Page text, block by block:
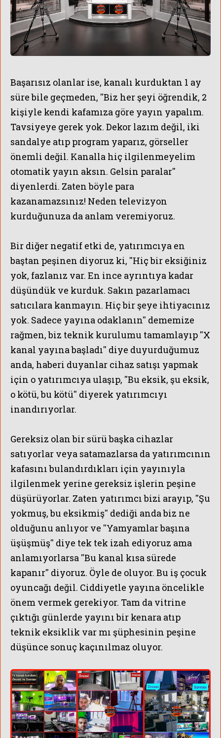
Başarısız olanlar ise, kanalı kurduktan 1 ay
süre bile geçmeden, ''Biz her şeyi öğrendik, 2
kişiyle kendi kafamıza göre yayın yapalım.
Tavsiyeye gerek yok. Dekor lazım değil, iki
sandalye atıp program yaparız, görseller
önemli değil. Kanalla hiç ilgilenmeyelim
otomatik yayın aksın. Gelsin paralar''
diyenlerdi. Zaten böyle para
kazanamazsınız! Neden televizyon
kurduğunuza da anlam veremiyoruz.
Bir diğer negatif etki de, yatırımcıya en
baştan peşinen diyoruz ki, ''Hiç bir eksiğiniz
yok, fazlanız var. En ince ayrıntıya kadar
düşündük ve kurduk. Sakın pazarlamacı
satıcılara kanmayın. Hiç bir şeye ihtiyacınız
yok. Sadece yayına odaklanın'' dememize
rağmen, biz teknik kurulumu tamamlayıp ''X
kanal yayına başladı'' diye duyurduğumuz
anda, haberi duyanlar cihaz satışı yapmak
için o yatırımcıya ulaşıp, ''Bu eksik, şu eksik,
o kötü, bu kötü'' diyerek yatırımcıyı
inandırıyorlar.
Gereksiz olan bir sürü başka cihazlar
satıyorlar veya satamazlarsa da yatırımcının
kafasını bulandırdıkları için yayınıyla
ilgilenmek yerine gereksiz işlerin peşine
düşürüyorlar. Zaten yatırımcı bizi arayıp, ''Şu
yokmuş, bu eksikmiş'' dediği anda biz ne
olduğunu anlıyor ve ''Yamyamlar başına
üşüşmüş'' diye tek tek izah ediyoruz ama
anlamıyorlarsa ''Bu kanal kısa sürede
kapanır'' diyoruz. Öyle de oluyor. Bu iş çocuk
oyuncağı değil. Ciddiyetle yayına öncelikle
önem vermek gerekiyor. Tam da vitrine
çıktığı günlerde yayını bir kenara atıp
teknik eksiklik var mı şüphesinin peşine
düşünce sonuç kaçınılmaz oluyor.